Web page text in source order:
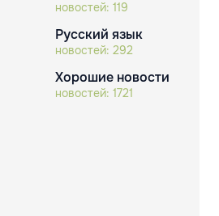
новостей: 119
Русский язык
новостей: 292
Хорошие новости
новостей: 1721